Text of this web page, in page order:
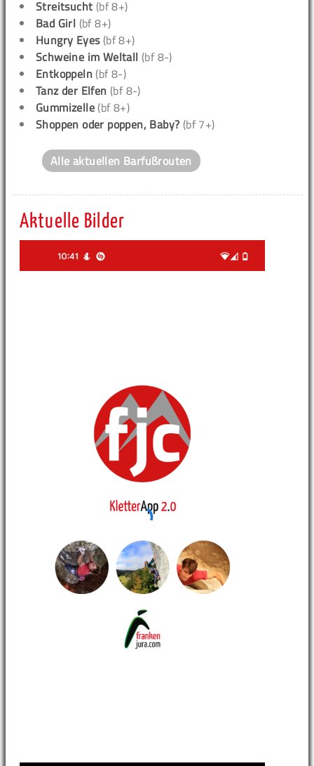
Streitsucht (bf 8+)
Bad Girl (bf 8+)
Hungry Eyes(bf 8+)
Schweine im Weltall (bf 8-)
Entkoppeln (bf 8-)
Tanz der Elfen (bf 8-)
Gummizelle (bf 8+)
Shoppen oder poppen, Baby? (bf 7+)
Alle aktuellen Barfußrouten
Aktuelle Bilder